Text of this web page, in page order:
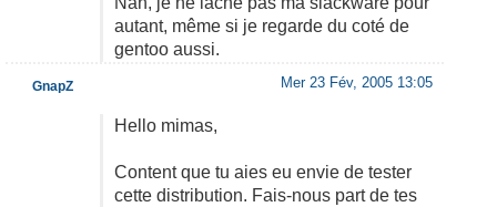
autant, même si je regarde du coté de
gentoo aussi.
Mer 23 Fév, 2005 13:05
Hello mimas,
Content que tu aies eu envie de tester
cette distribution. Fais-nous part de tes
GnapZ